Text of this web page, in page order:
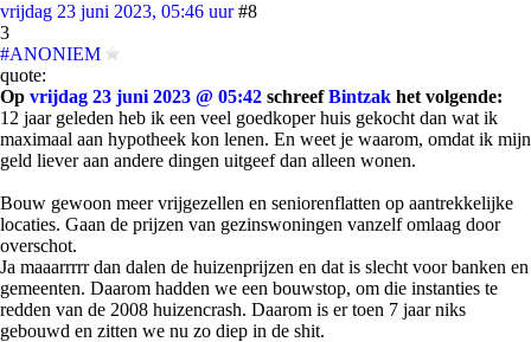
vrijdag 23 juni 2023, 05:46 uur #8
3
#ANONIEM
quote:
Op vrijdag 23 juni 2023 @ 05:42 schreefBintzak het volgende:
12 jaar geleden heb ik een veel goedkoper huis gekocht dan wat ik
maximaal aan hypotheek kon lenen. En weet je waarom, omdat ik mijn
geld liever aan andere dingen uitgeef dan alleen wonen.
Bouw gewoon meer vrijgezellen en seniorenflatten op aantrekkelijke
locaties. Gaan de prijzen van gezinswoningen vanzelf omlaag door
overschot.
Ja maaarrrrr dan dalen de huizenprijzen en dat is slecht voor banken en
gemeenten. Daarom hadden we een bouwstop, om die instanties te
redden van de 2008 huizencrash. Daarom is er toen 7 jaar niks
gebouwd en zitten we nu zo diep in de shit.